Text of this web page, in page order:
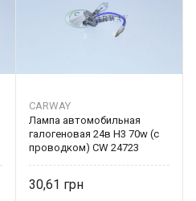
CARWAY
Лампа автомобильная
галогеновая 24в Н3 70w (с
проводком) CW 24723
30,61